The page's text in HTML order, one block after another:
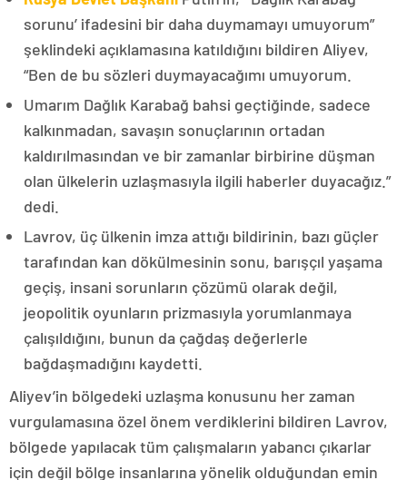
sorunu’ ifadesini bir daha duymamayı umuyorum”
şeklindeki açıklamasına katıldığını bildiren Aliyev,
“Ben de bu sözleri duymayacağımı umuyorum.
Umarım Dağlık Karabağ bahsi geçtiğinde, sadece
kalkınmadan, savaşın sonuçlarının ortadan
kaldırılmasından ve bir zamanlar birbirine düşman
olan ülkelerin uzlaşmasıyla ilgili haberler duyacağız.”
dedi.
Lavrov, üç ülkenin imza attığı bildirinin, bazı güçler
tarafından kan dökülmesinin sonu, barışçıl yaşama
geçiş, insani sorunların çözümü olarak değil,
jeopolitik oyunların prizmasıyla yorumlanmaya
çalışıldığını, bunun da çağdaş değerlerle
bağdaşmadığını kaydetti.
Aliyev’in bölgedeki uzlaşma konusunu her zaman
vurgulamasına özel önem verdiklerini bildiren Lavrov,
bölgede yapılacak tüm çalışmaların yabancı çıkarlar
için değil bölge insanlarına yönelik olduğundan emin